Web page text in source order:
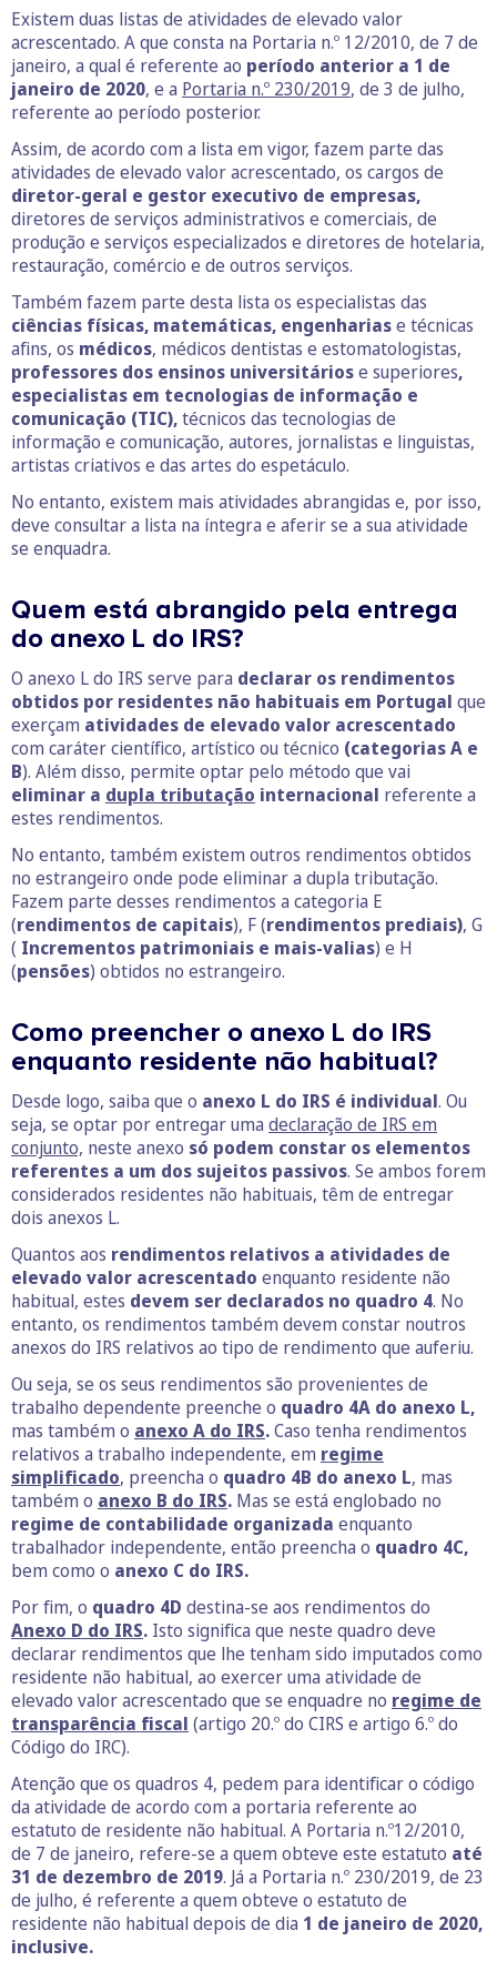
Existem duas listas de atividades de elevado valor
acrescentado. A que consta na Portaria n.º 12/2010, de 7 de
janeiro, a qual é referente ao período anterior a 1 de
janeiro de 2020, e a Portaria n.º 230/2019, de 3 de julho,
referente ao período posterior.
Assim, de acordo com a lista em vigor, fazem parte das
atividades de elevado valor acrescentado, os cargos de
diretor-geral e gestor executivo de empresas,
diretores de serviços administrativos e comerciais, de
produção e serviços especializados e diretores de hotelaria,
restauração, comércio e de outros serviços.
Também fazem parte desta lista os especialistas das
ciências físicas, matemáticas, engenhariase técnicas
afins, os médicos, médicos dentistas e estomatologistas,
professores dos ensinos universitáriose superiores,
especialistas em tecnologias de informação e
comunicação (TIC),técnicos das tecnologias de
informação e comunicação, autores, jornalistas e linguistas,
artistas criativos e das artes do espetáculo.
No entanto, existem mais atividades abrangidas e, por isso,
deve consultar a lista na íntegra e aferir se a sua atividade
se enquadra.
Quem está abrangido pela entrega
do anexo L do IRS?
O anexo L do IRS serve para declarar os rendimentos
obtidos por residentes não habituais em Portugal que
exerçam atividades de elevado valor acrescentado
com caráter científico, artístico ou técnico (categorias A e
B). Além disso, permite optar pelo método que vai
eliminar a dupla tributação internacional referente a
estes rendimentos.
No entanto, também existem outros rendimentos obtidos
no estrangeiro onde pode eliminar a dupla tributação.
Fazem parte desses rendimentos a categoria E
(rendimentos de capitais), F (rendimentos prediais), G
( Incrementos patrimoniais e mais-valias) e H
(pensões) obtidos no estrangeiro.
Como preencher o anexo L do IRS
enquanto residente não habitual?
Desde logo, saiba que o anexo L do IRS é individual. Ou
seja, se optar por entregar uma declaração de IRS em
conjunto, neste anexo só podem constar os elementos
referentes a um dos sujeitos passivos. Se ambos forem
considerados residentes não habituais, têm de entregar
dois anexos L.
Quantos aos rendimentos relativos a atividades de
elevado valor acrescentado enquanto residente não
habitual, estes devem ser declarados no quadro 4. No
entanto, os rendimentos também devem constar noutros
anexos do IRS relativos ao tipo de rendimento que auferiu.
Ou seja, se os seus rendimentos são provenientes de
trabalho dependente preenche o quadro 4A do anexo L,
mas também o anexo A do IRS.Caso tenha rendimentos
relativos a trabalho independente, em regime
simplificado, preencha o quadro 4B do anexo L, mas
também o anexo B do IRS. Mas se está englobado no
regime de contabilidade organizada enquanto
trabalhador independente, então preencha o quadro 4C,
bem como o anexo C do IRS.
Por fim, o quadro 4D destina-se aos rendimentos do
Anexo D do IRS. Isto significa que neste quadro deve
declarar rendimentos que lhe tenham sido imputados como
residente não habitual, ao exercer uma atividade de
elevado valor acrescentado que se enquadre no regime de
transparência fiscal (artigo 20.º do CIRS e artigo 6.º do
Código do IRC).
Atenção que os quadros 4, pedem para identificar o código
da atividade de acordo com a portaria referente ao
estatuto de residente não habitual. A Portaria n.º12/2010,
de 7 de janeiro, refere-se a quem obteve este estatuto até
31 de dezembro de 2019. Já a Portaria n.º 230/2019, de 23
de julho, é referente a quem obteve o estatuto de
residente não habitual depois de dia 1 de janeiro de 2020,
inclusive.